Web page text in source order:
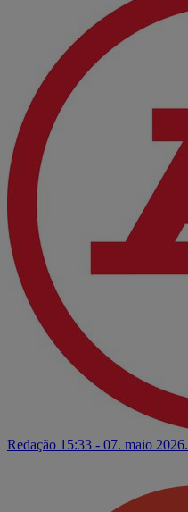
Redação 15:33 - 07. maio 2026.